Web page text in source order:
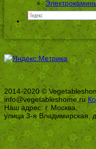
2014-2020 ©
info@vegetableshome.ru
Наш адрес: г. Москва,
улица 3-я Владимирская,